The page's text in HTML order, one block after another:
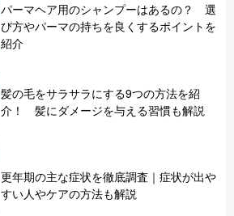
パーマヘア用のシャンプーはあるの？ 選
び方やパーマの持ちを良くするポイントを
紹介
髪の毛をサラサラにする9つの方法を紹
介！ 髪にダメージを与える習慣も解説
更年期の主な症状を徹底調査｜症状が出や
すい人やケアの方法も解説